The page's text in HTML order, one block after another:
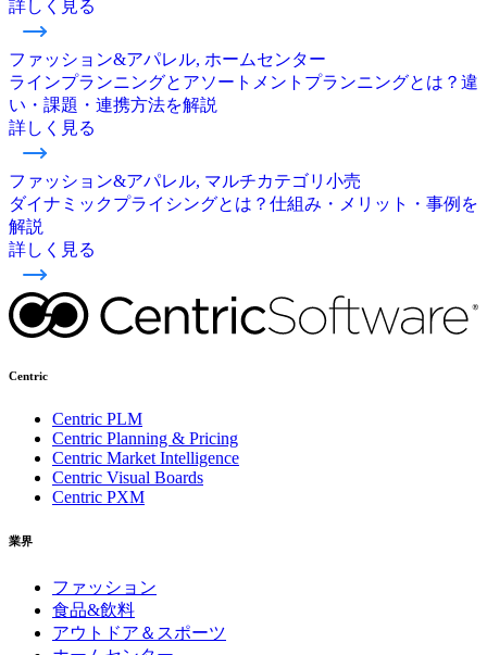
詳しく見る
ファッション&アパレル, ホームセンター
ラインプランニングとアソートメントプランニングとは？違
い・課題・連携方法を解説
詳しく見る
ファッション&アパレル, マルチカテゴリ小売
ダイナミックプライシングとは？仕組み・メリット・事例を
解説
詳しく見る
Centric
Centric PLM
Centric Planning & Pricing
Centric Market Intelligence
Centric Visual Boards
Centric PXM
業界
ファッション
食品&飲料
アウトドア＆スポーツ